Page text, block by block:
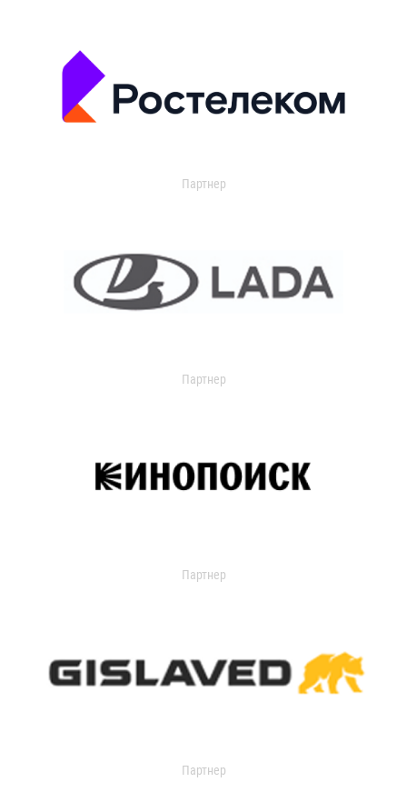
Партнер
Партнер
Партнер
Партнер